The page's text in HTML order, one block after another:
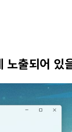
출되어 있